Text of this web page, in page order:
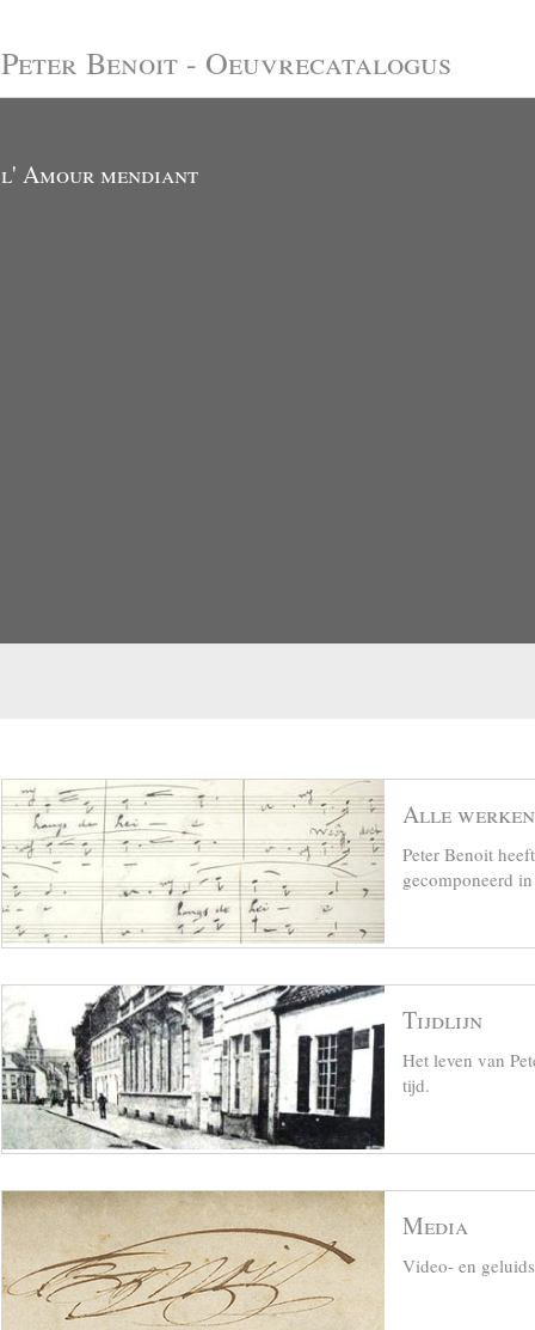
Peter Benoit - Oeuvrecatalogus
l' Amour mendiant
Alle werken
Peter Benoit
gecomponeerd
Tijdlijn
Het leven van
tijd.
Media
Video- en